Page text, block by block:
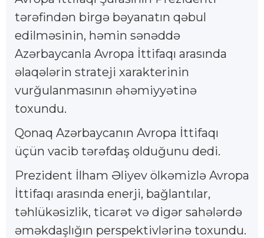
tərəfindən birgə bəyanatın qəbul
edilməsinin, həmin sənəddə
Azərbaycanla Avropa İttifaqı arasında
əlaqələrin strateji xarakterinin
vurğulanmasının əhəmiyyətinə
toxundu.
Qonaq Azərbaycanın Avropa İttifaqı
üçün vacib tərəfdaş olduğunu dedi.
Prezident İlham Əliyev ölkəmizlə Avropa
İttifaqı arasında enerji, bağlantılar,
təhlükəsizlik, ticarət və digər sahələrdə
əməkdaşlığın perspektivlərinə toxundu.